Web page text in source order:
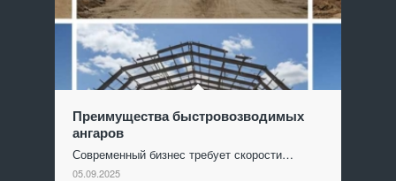
Преимущества быстровозводимых
ангаров
Современный бизнес требует скорости…
05.09.2025